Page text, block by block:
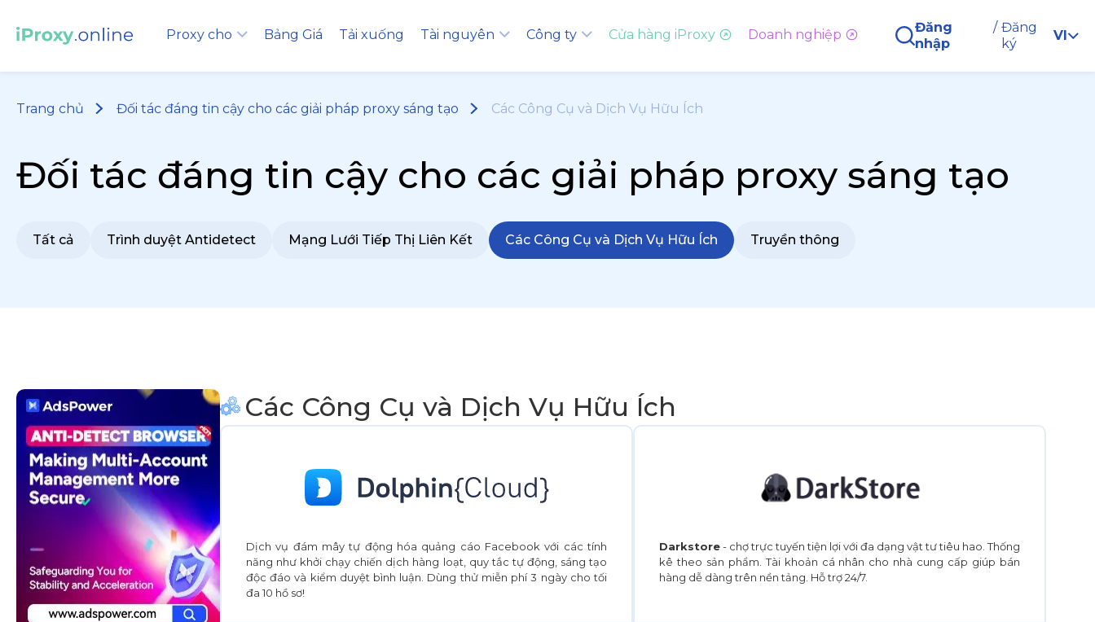
Proxy cho Bảng Giá Tải xuống Tài nguyên Công ty Cửa hàng iProxy Doanh nghiệp
Đăng
nhập
/ Đăng
ký
VI
Trang chủ Đối tác đáng tin cậy cho các giải pháp proxy sáng tạo Các Công Cụ và Dịch Vụ Hữu Ích
Đối tác đáng tin cậy cho các giải pháp proxy sáng tạo
Tất cả Trình duyệt Antidetect Mạng Lưới Tiếp Thị Liên Kết Các Công Cụ và Dịch Vụ Hữu Ích Truyền thông
Các Công Cụ và Dịch Vụ Hữu Ích
Dịch vụ đám mây tự động hóa quảng cáo Facebook với các tính
năng như khởi chạy chiến dịch hàng loạt, quy tắc tự động, sáng tạo
độc đáo và kiểm duyệt bình luận. Dùng thử miễn phí 3 ngày cho tối
đa 10 hồ sơ!
Darkstore- chợ trực tuyến tiện lợi với đa dạng vật tư tiêu hao. Thống
kê theo sản phẩm. Tài khoản cá nhân cho nhà cung cấp giúp bán
hàng dễ dàng trên nền tảng. Hỗ trợ 24/7.